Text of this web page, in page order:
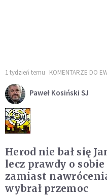
1 tydzień temu KOMENTARZE DO
Paweł Kosiński SJ
Herod nie bał się
lecz prawdy o
zamiast
wybrał przemoc